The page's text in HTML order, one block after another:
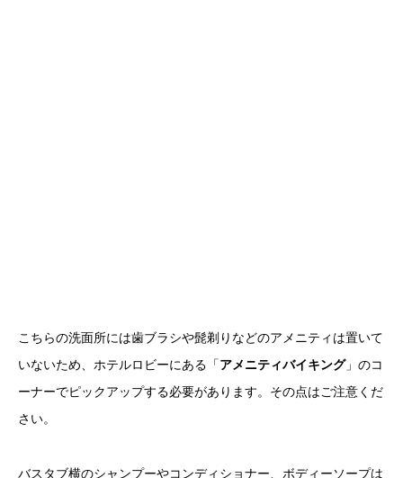
こちらの洗面所には歯ブラシや髭剃りなどのアメニティは置いて
いないため、ホテルロビーにある「アメニティバイキング」のコ
ーナーでピックアップする必要があります。その点はご注意くだ
さい。
バスタブ横のシャンプーやコンディショナー、ボディーソープは